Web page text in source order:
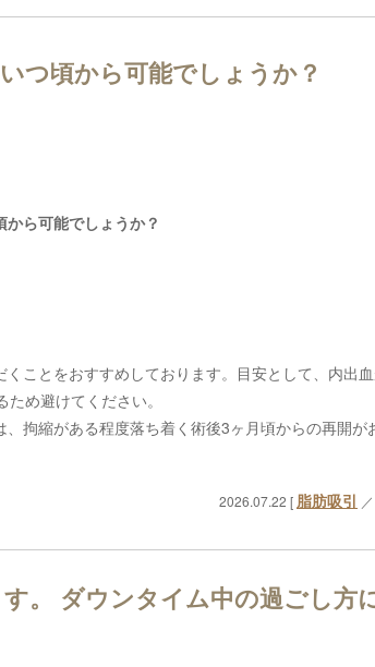
つ頃から可能でしょうか？
ら可能でしょうか？
ことをおすすめしております。目安として、内出
め避けてください。
拘縮がある程度落ち着く術後3ヶ月頃からの再開が
2026.07.22 [ 脂肪吸引 ／
。 ダウンタイム中の過ごし方